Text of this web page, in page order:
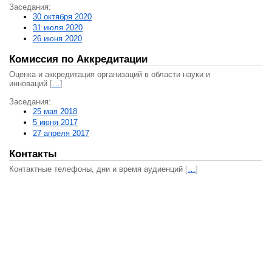
Заседания:
30 октября 2020
31 июля 2020
26 июня 2020
Комиссия по Аккредитации
Оценка и аккредитация организаций в области науки и
инноваций […]
Заседания:
25 мая 2018
5 июня 2017
27 апреля 2017
Контакты
Контактные телефоны, дни и время аудиенций […]